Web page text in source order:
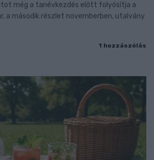
még a tanévkezdés előtt folyósítja a
a második részlet novemberben, utalvány
1 hozzászólás